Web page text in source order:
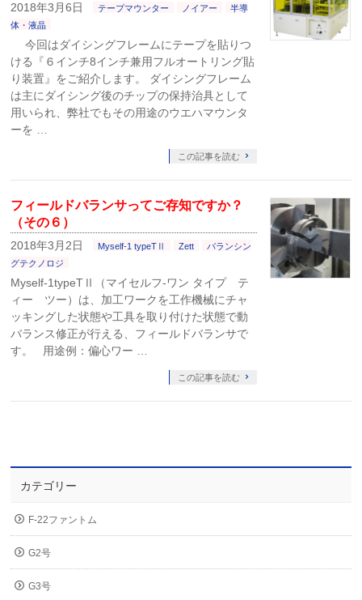
2018年3月6日 テープマウンター ノイアー
半導
体・液晶
今回はダイシングフレームにテープを貼りつ
ける『６インチ8インチ兼用フルオートリング貼
り装置』をご紹介します。 ダイシングフレーム
は主にダイシング後のチップの保持治具として
用いられ、弊社でもその用途のウエハマウンタ
ーを …
この記事を読む
フィールドバランサってご存知ですか？
（その６）
2018年3月2日 Myself-1 typeTⅡ Zett
バランシン
グテクノロジ
Myself-1typeTⅡ（マイセルフ‐ワン タイプ テ
ィー ツー）は、加工ワークを工作機械にチャ
ッキングした状態や工具を取り付けた状態で動
バランス修正が行える、フィールドバランサで
す。 用途例：偏心ワー …
この記事を読む
カテゴリー
F-22ファントム
G2号
G3号